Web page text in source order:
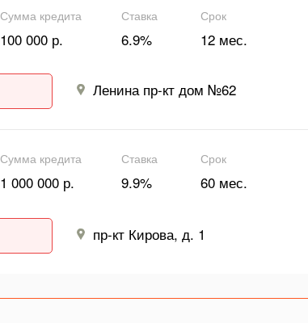
Сумма кредита
100 000 р.
Ставка
6.9%
Срок
12 мес.
Ленина пр-кт дом №62
Сумма кредита
1 000 000 р.
Ставка
9.9%
Срок
60 мес.
пр-кт Кирова, д. 1